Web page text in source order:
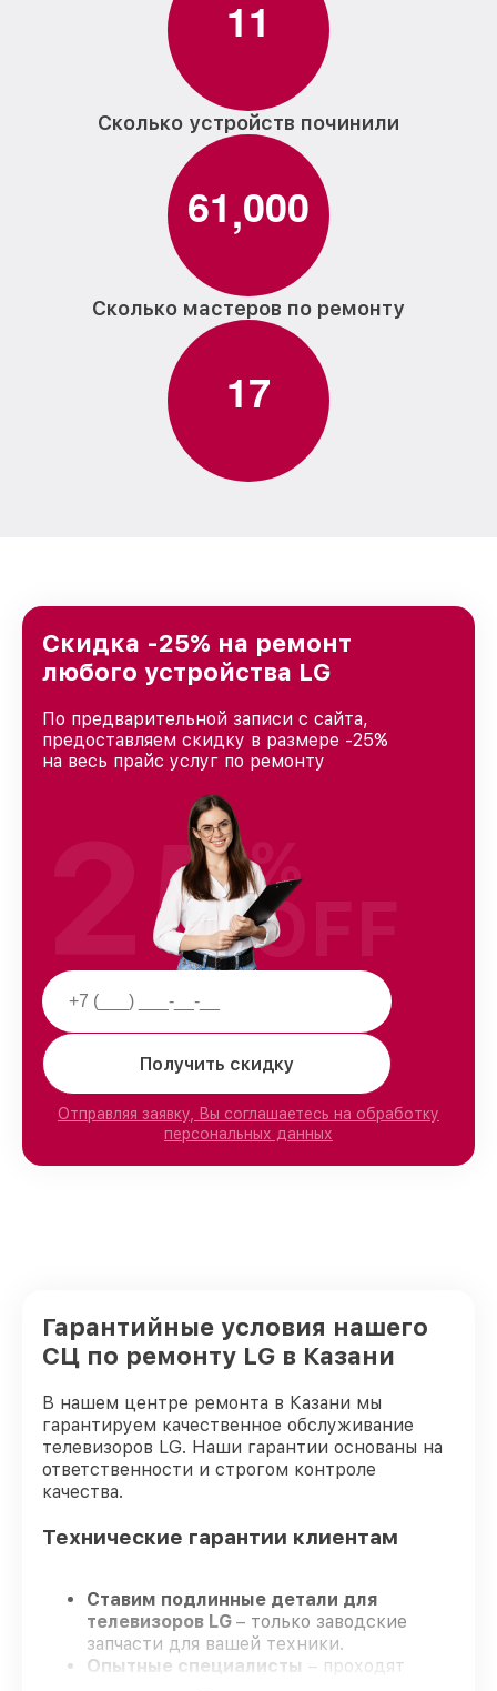
11
Сколько устройств починили
61,000
Сколько мастеров по ремонту
17
Скидка -25% на ремонт
любого устройства LG
По предварительной записи с сайта,
предоставляем скидку в размере -25%
на весь прайс услуг по ремонту
Получить скидку
Отправляя заявку, Вы соглашаетесь на обработку
персональных данных
25%
OFF
Гарантийные условия нашего
СЦ по ремонту LG в Казани
В нашем центре ремонта в Казани мы
гарантируем качественное обслуживание
телевизоров LG. Наши гарантии основаны на
ответственности и строгом контроле
качества.
Технические гарантии клиентам
Ставим подлинные детали для
телевизоров LG – только заводские
запчасти для вашей техники.
Опытные специалисты – проходят